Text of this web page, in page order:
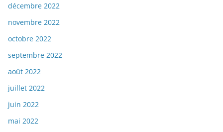
décembre 2022
novembre 2022
octobre 2022
septembre 2022
août 2022
juillet 2022
juin 2022
mai 2022